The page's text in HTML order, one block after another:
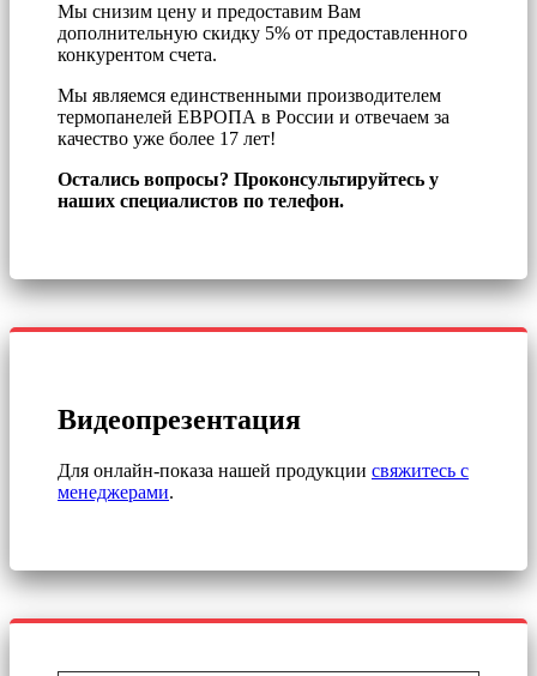
Мы снизим цену и предоставим Вам
дополнительную скидку 5% от предоставленного
конкурентом счета.
Мы являемся единственными производителем
термопанелей ЕВРОПА в России и отвечаем за
качество уже более 17 лет!
Остались вопросы? Проконсультируйтесь у
наших специалистов по телефон.
Видеопрезентация
Для онлайн-показа нашей продукции свяжитесь с
менеджерами.